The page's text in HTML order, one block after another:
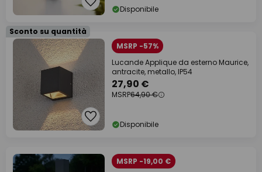
Disponibile
Sconto su quantità
MSRP -57%
Lucande Applique da esterno Maurice,
antracite, metallo, IP54
27,90 €
MSRP64,90 €
Disponibile
MSRP -19,00 €